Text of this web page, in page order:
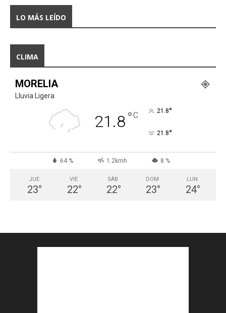
LO MÁS LEÍDO
CLIMA
MORELIA
Lluvia Ligera
21.8°C 21.8°
21.8°
64 % 1.2kmh 8 %
JUE
23°
VIE
22°
SÁB
22°
DOM
23°
LUN
24°